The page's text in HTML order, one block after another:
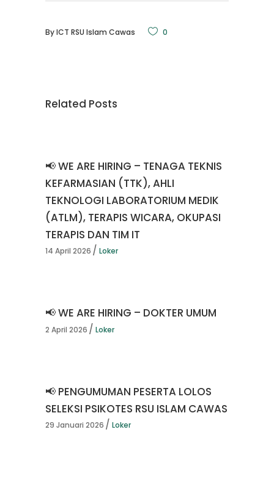
ByICT RSU Islam Cawas 0
Related Posts
📢 WE ARE HIRING – TENAGA TEKNIS
KEFARMASIAN (TTK), AHLI
TEKNOLOGI LABORATORIUM MEDIK
(ATLM), TERAPIS WICARA, OKUPASI
TERAPIS DAN TIM IT
14 April 2026 Loker
📢 WE ARE HIRING – DOKTER UMUM
2 April 2026 Loker
📢 PENGUMUMAN PESERTA LOLOS
SELEKSI PSIKOTES RSU ISLAM CAWAS
29 Januari 2026 Loker